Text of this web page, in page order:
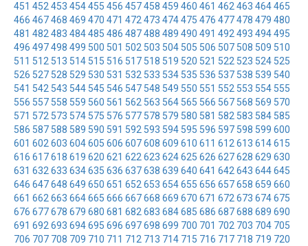
451 452 453 454455 456 457458 459 460 461 462 463 464465
466 467468 469 470 471 472 473 474475 476 477478 479 480
481 482 483 484485 486 487488 489 490 491 492 493 494495
496 497498 499 500 501 502 503 504 505 506 507 508 509 510
511 512 513 514 515 516 517 518 519 520 521 522 523 524 525
526 527 528 529 530 531 532 533 534 535 536 537 538 539 540
541 542 543 544 545 546 547 548 549 550 551 552 553 554 555
556 557 558 559 560 561 562 563 564 565 566 567 568 569 570
571 572 573 574 575 576 577 578 579 580 581 582 583 584 585
586 587 588 589 590 591 592 593 594 595 596 597 598 599 600
601 602 603 604605 606 607608 609 610 611 612 613 614615
616 617618 619 620 621 622 623 624625 626 627628 629 630
631 632 633 634635 636 637638 639 640 641 642 643 644645
646 647648 649 650 651 652 653 654655 656 657658 659 660
661 662 663 664665 666 667668 669 670 671 672 673 674675
676 677678 679 680 681 682 683 684685 686 687688 689 690
691 692 693 694695 696 697698 699 700 701 702 703 704 705
706 707 708 709 710 711 712 713 714 715 716 717 718 719 720